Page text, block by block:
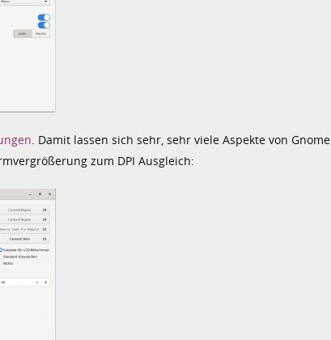
. Damit lassen sich sehr, sehr viele Aspekte von Gnome
zum DPI Ausgleich: